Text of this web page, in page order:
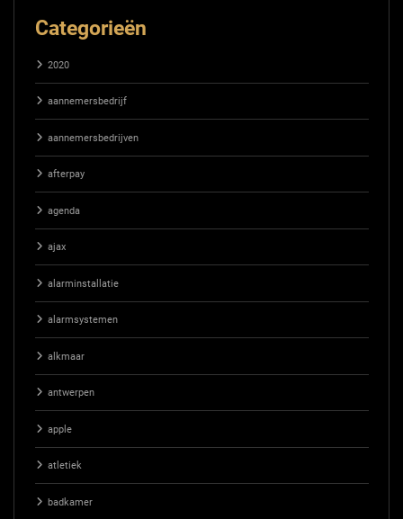
Categorieën
2020
aannemersbedrijf
aannemersbedrijven
afterpay
agenda
ajax
alarminstallatie
alarmsystemen
alkmaar
antwerpen
apple
atletiek
badkamer